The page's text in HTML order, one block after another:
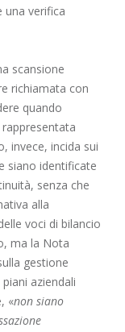
una verifica
scansione
richiamata con
quando
invece, incida sui
siano identificate
senza che
alla
voci di bilancio
ma la Nota
gestione
aziendali
«non siano